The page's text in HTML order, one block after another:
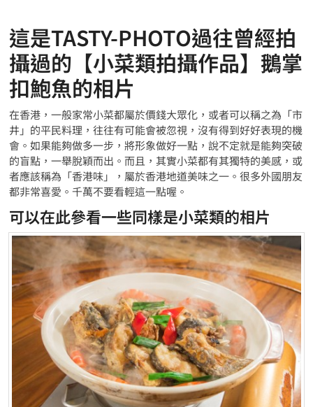
這是TASTY-PHOTO過往曾經拍
攝過的【小菜類拍攝作品】鵝掌
扣鮑魚的相片
在香港，一般家常小菜都屬於價錢大眾化，或者可以稱之為「市
井」的平民料理，往往有可能會被忽視，沒有得到好好表現的機
會。如果能夠做多一步，將形象做好一點，說不定就是能夠突破
的盲點，一舉脫穎而出。而且，其實小菜都有其獨特的美感，或
者應該稱為「香港味」，屬於香港地道美味之一。很多外國朋友
都非常喜愛。千萬不要看輕這一點喔。
可以在此參看一些同樣是小菜類的相片